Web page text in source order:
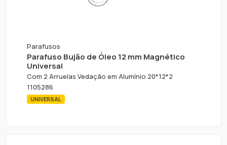
Parafusos
Parafuso Bujão de Óleo 12 mm Magnético
Universal
Com 2 Arruelas Vedação em Alumínio 20*12*2
1105286
UNIVERSAL